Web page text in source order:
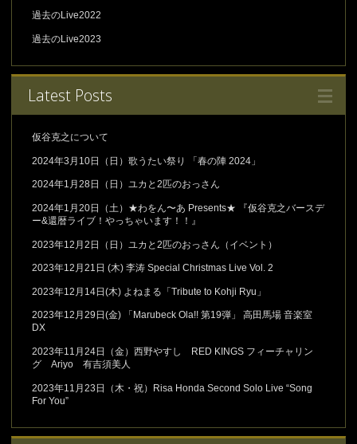
過去のLive2022
過去のLive2023
Latest Posts
仮谷克之について
2024年3月10日（日）歌うたい祭り 「春の陣 2024」
2024年1月28日（日）ユカと2匹のおっさん
2024年1月20日（土）★わをん〜あ Presents★ 『仮谷克之バースデ
ー&還暦ライブ！やっちゃいます！！』
2023年12月2日（日）ユカと2匹のおっさん（イベント）
2023年12月21日 (木) 李涛 Special Christmas Live Vol. 2
2023年12月14日(木) よねまる「Tribute to Kohji Ryu」
2023年12月29日(金) 「Marubeck Ola!! 第19弾」 高田馬場 音楽室
DX
2023年11月24日（金）西野やすし RED KINGS フィーチャリン
グ Ariyo 有吉須美人
2023年11月23日（木・祝）Risa Honda Second Solo Live “Song
For You”